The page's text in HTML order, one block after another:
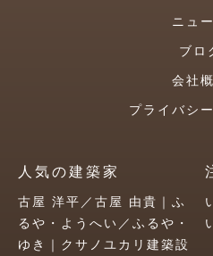
ニュ
ブロ
会社
プライバシ
人気の建築家
古屋 洋平／古屋 由貴｜ふ
るや・ようへい／ふるや・
ゆき｜クサノユカリ建築設